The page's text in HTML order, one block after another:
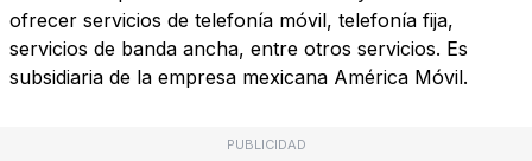
ofrecer servicios de telefonía móvil, telefonía fija,
servicios de banda ancha, entre otros servicios. Es
subsidiaria de la empresa mexicana América Móvil.
PUBLICIDAD